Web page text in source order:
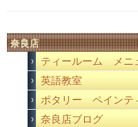
奈良店
ティールーム メニ
英語教室
ポタリー ペインテ
奈良店ブログ